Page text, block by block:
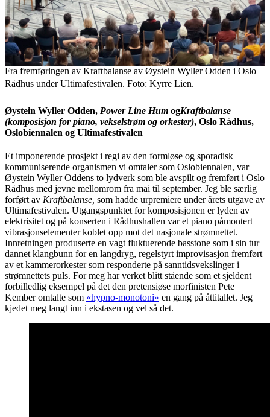
Fra fremføringen av Kraftbalanse av Øystein Wyller Odden i Oslo
Rådhus under Ultimafestivalen. Foto: Kyrre Lien.
Øystein Wyller Odden, Power Line Hum ogKraftbalanse
(komposisjon for piano, vekselstrøm og orkester), Oslo Rådhus,
Oslobiennalen og Ultimafestivalen
Et imponerende prosjekt i regi av den formløse og sporadisk
kommuniserende organismen vi omtaler som Oslobiennalen, var
Øystein Wyller Oddens to lydverk som ble avspilt og fremført i Oslo
Rådhus med jevne mellomrom fra mai til september. Jeg ble særlig
forført av Kraftbalanse, som hadde urpremiere under årets utgave av
Ultimafestivalen. Utgangspunktet for komposisjonen er lyden av
elektrisitet og på konserten i Rådhushallen var et piano påmontert
vibrasjonselementer koblet opp mot det nasjonale strømnettet.
Innretningen produserte en vagt fluktuerende basstone som i sin tur
dannet klangbunn for en langdryg, regelstyrt improvisasjon fremført
av et kammerorkester som responderte på sanntidsvekslinger i
strømnettets puls. For meg har verket blitt stående som et sjeldent
forbilledlig eksempel på det den pretensiøse morfinisten Pete
Kember omtalte som «hypno-monotoni» en gang på åttitallet. Jeg
kjedet meg langt inn i ekstasen og vel så det.